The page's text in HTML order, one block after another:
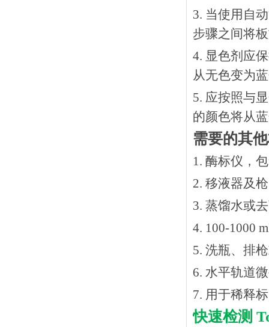
3. 当使用自
步骤之间将
4. 显色剂应
从无色变为
5. 应按照与
的颜色将从
需要的其
1. 酶标仪，
2. 移液器及
3. 蒸馏水或
4. 100-1000
5. 洗瓶、排
6. 水平轨道
7. 用于稀释
快速检测